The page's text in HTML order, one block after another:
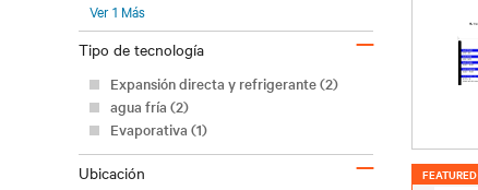
Ver1 Más
Tipo de tecnología –
Expansión directa y refrigerante (2)
agua fría (2)
Evaporativa (1)
Ubicación – FEATURED